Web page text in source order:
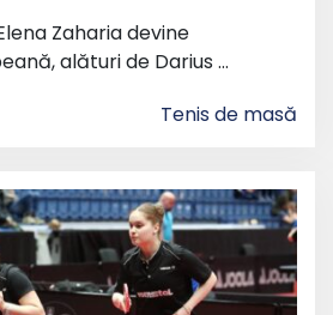
Zaharia devine
alături de Darius …
Tenis de masă